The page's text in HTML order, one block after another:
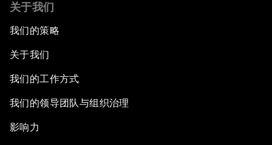
关于我们
我们的策略
关于我们
我们的工作方式
我们的领导团队与组织治理
影响力